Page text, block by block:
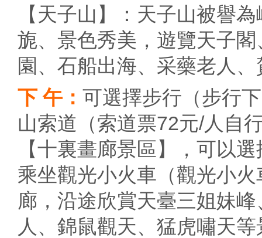
【天子山】：天子山被譽
旎、景色秀美，遊覽天子
園、石船出海、采藥老人
下 午： 可選擇步行（步行
山索道（索道票72元/人自
【十裏畫廊景區】，可以
乘坐觀光小火車（觀光小
廊，沿途欣賞天臺三姐妹
人、錦鼠觀天、猛虎嘯天